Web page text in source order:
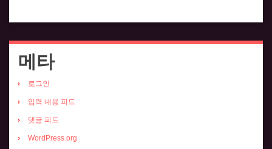
메타
로그인
입력 내용 피드
댓글 피드
WordPress.org